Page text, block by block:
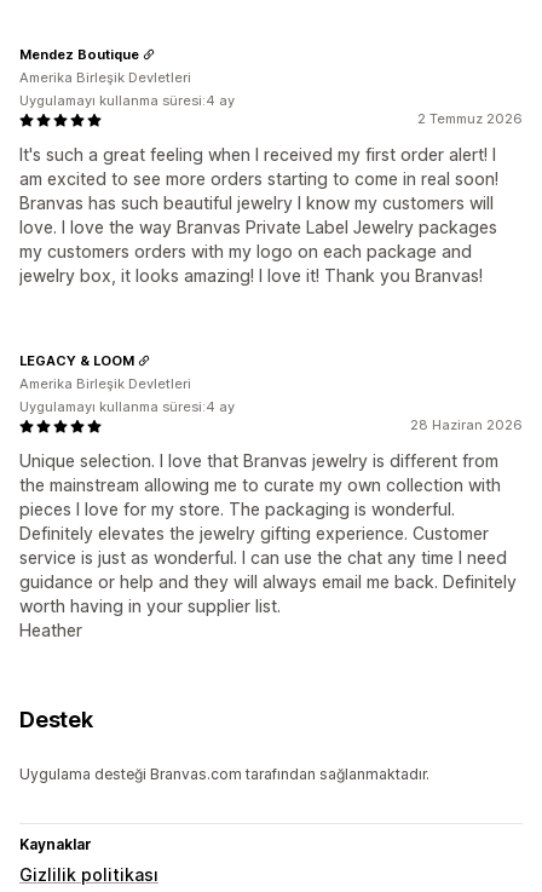
2 Temmuz 2026
It's such a great feeling when I received my first order alert! I
am excited to see more orders starting to come in real soon!
Branvas has such beautiful jewelry I know my customers will
love. I love the way Branvas Private Label Jewelry packages
my customers orders with my logo on each package and
jewelry box, it looks amazing! I love it! Thank you Branvas!
Mendez Boutique
Amerika Birleşik Devletleri
Uygulamayı kullanma süresi:4 ay
28 Haziran 2026
Unique selection. I love that Branvas jewelry is different from
the mainstream allowing me to curate my own collection with
pieces I love for my store. The packaging is wonderful.
Definitely elevates the jewelry gifting experience. Customer
service is just as wonderful. I can use the chat any time I need
guidance or help and they will always email me back. Definitely
worth having in your supplier list.
Heather
LEGACY & LOOM
Amerika Birleşik Devletleri
Uygulamayı kullanma süresi:4 ay
Destek
Uygulama desteği Branvas.com tarafından sağlanmaktadır.
Kaynaklar
Gizlilik politikası